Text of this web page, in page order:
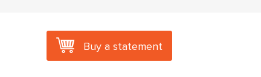
Buy a statement